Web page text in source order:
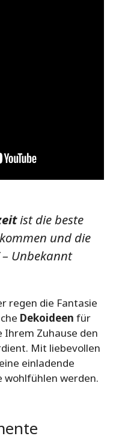
ist die beste
und die
– Unbekannt
regen die Fantasie
Dekoideen für
Ihrem Zuhause den
Mit liebevollen
einladende
wohlfühlen werden.